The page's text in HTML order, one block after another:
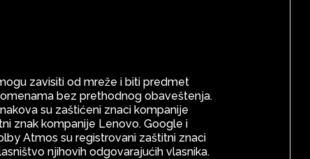
zavisiti od mreže i biti predmet
bez prethodnog obaveštenja.
su zaštićeni znaci kompanije
znak kompanije Lenovo. Google i
Atmos su registrovani zaštitni znaci
njihovih odgovarajućih vlasnika.